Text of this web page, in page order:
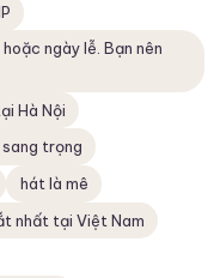
ngày lễ. Bạn nên
Hà Nội
sang trọng
hát là mê
nhất tại Việt Nam